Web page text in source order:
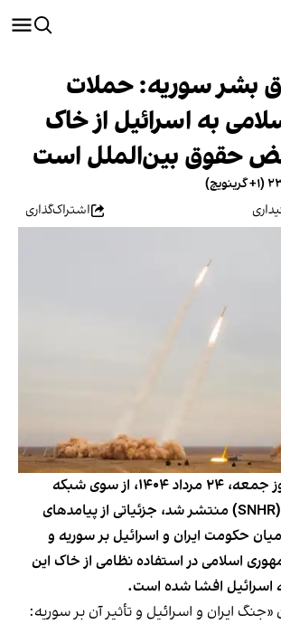
بشر سوریه: حملات
به اسرائیل از خاک
حقوق بین‌الملل است
اشتراک‌گذاری
در گزارشی تازه که روز جمعه، ۲۴ مرداد ۱۴۰۴، از سوی شبکه
حقوق بشر سوریه (SNHR) منتشر شد، جزئیاتی از پیامدهای
اخیر میان حکومت ایران و اسرائیل بر سوریه و
اسلامی در استفاده نظامی از خاک این
اسرائیل افشا شده است.
«جنگ ایران و اسرائیل و تأثیر آن بر سوریه: